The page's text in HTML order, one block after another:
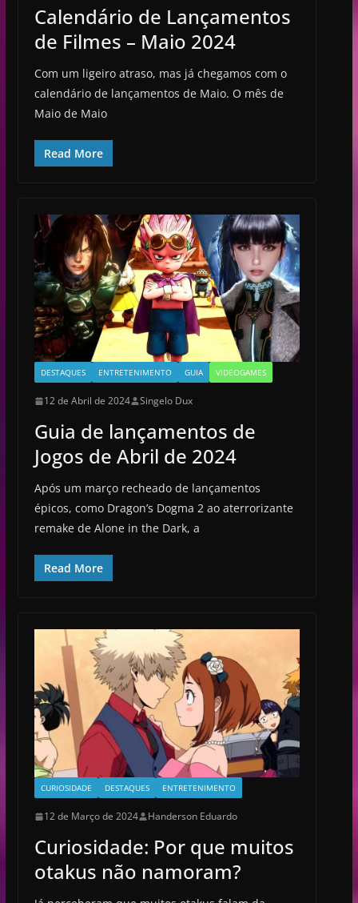
Calendário de Lançamentos
de Filmes – Maio 2024
Com um ligeiro atraso, mas já chegamos com o
calendário de lançamentos de Maio. O mês de
Maio de Maio
Read More
DESTAQUES ENTRETENIMENTO GUIA VIDEOGAMES
12 de Abril de 2024 Singelo Dux
Guia de lançamentos de
Jogos de Abril de 2024
Após um março recheado de lançamentos
épicos, como Dragon’s Dogma 2 ao aterrorizante
remake de Alone in the Dark, a
Read More
CURIOSIDADE DESTAQUES ENTRETENIMENTO
12 de Março de 2024 Handerson Eduardo
Curiosidade: Por que muitos
otakus não namoram?